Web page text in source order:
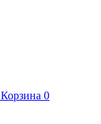
Корзина 0